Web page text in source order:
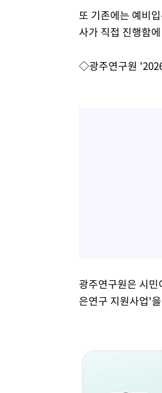
또 기존에는 예비
사가 직접 진행함
◇광주연구원
광주연구원은 시
은연구 지원사업'